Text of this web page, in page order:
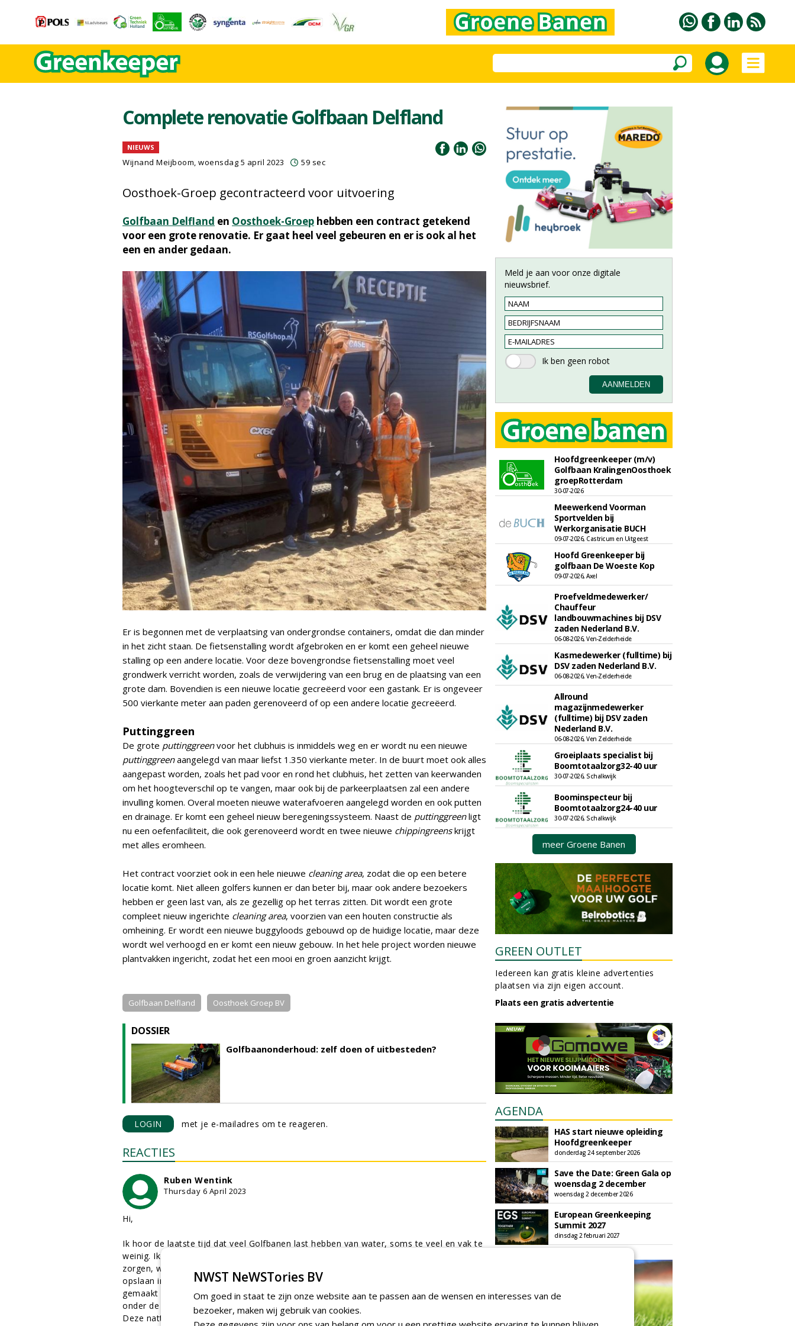
Complete renovatie Golfbaan Delfland
NIEUWS
Wijnand Meijboom, woensdag 5 april 2023 59 sec
Oosthoek-Groep gecontracteerd voor uitvoering
Golfbaan Delfland en Oosthoek-Groep hebben een contract getekend
voor een grote renovatie. Er gaat heel veel gebeuren en er is ook al het
een en ander gedaan.
Er is begonnen met de verplaatsing van ondergrondse containers, omdat die dan minder
in het zicht staan. De fietsenstalling wordt afgebroken en er komt een geheel nieuwe
stalling op een andere locatie. Voor deze bovengrondse fietsenstalling moet veel
grondwerk verricht worden, zoals de verwijdering van een brug en de plaatsing van een
grote dam. Bovendien is een nieuwe locatie gecreëerd voor een gastank. Er is ongeveer
500 vierkante meter aan paden gerenoveerd of op een andere locatie gecreëerd.
Puttinggreen
De grote puttinggreenvoor het clubhuis is inmiddels weg en er wordt nu een nieuwe
puttinggreenaangelegd van maar liefst 1.350 vierkante meter. In de buurt moet ook alles
aangepast worden, zoals het pad voor en rond het clubhuis, het zetten van keerwanden
om het hoogteverschil op te vangen, maar ook bij de parkeerplaatsen zal een andere
invulling komen. Overal moeten nieuwe waterafvoeren aangelegd worden en ook putten
en drainage. Er komt een geheel nieuw beregeningssysteem. Naast de puttinggreenligt
nu een oefenfaciliteit, die ook gerenoveerd wordt en twee nieuwe chippingreenskrijgt
met alles eromheen.
Het contract voorziet ook in een hele nieuwe cleaning area, zodat die op een betere
locatie komt. Niet alleen golfers kunnen er dan beter bij, maar ook andere bezoekers
hebben er geen last van, als ze gezellig op het terras zitten. Dit wordt een grote
compleet nieuw ingerichte cleaning area, voorzien van een houten constructie als
omheining. Er wordt een nieuwe buggyloods gebouwd op de huidige locatie, maar deze
wordt wel verhoogd en er komt een nieuw gebouw. In het hele project worden nieuwe
plantvakken ingericht, zodat het een mooi en groen aanzicht krijgt.
Golfbaan Delfland Oosthoek Groep BV
DOSSIER
Golfbaanonderhoud: zelf doen of uitbesteden?
LOGIN met je e-mailadres om te reageren.
REACTIES
Ruben Wentink
Thursday 6 April 2023
Hi,
Ik hoor de laatste tijd dat veel Golfbanen last hebben van water, soms te veel en vak te
weinig. Ik werk bij FieldFactors en wij kunnen mogelijk voor een betere waterbalans
zorgen, wat wij doen is namelijk, het teveel aan regenwater op een natuurlijke wijze
opslaan in de ondergrond zodat dit in tijden van droogte of hitte weer beschikbaar
gemaakt kan worden. Hierdoor creÃ«er je een eigen watervoorraad die in de grond
onder de greens voor een goede waterkwaliteit en continuÃ¯teit zorgt.
Deze natte maand Maart zorgt in ieder geval voor een mooie aanvulling van het
Meld je aan voor onze digitale
nieuwsbrief.
Hoofdgreenkeeper (m/v)
Golfbaan KralingenOosthoek
groepRotterdam
30-07-2026
Meewerkend Voorman
Sportvelden bij
Werkorganisatie BUCH
09-07-2026, Castricum en Uitgeest
Hoofd Greenkeeper bij
golfbaan De Woeste Kop
09-07-2026, Axel
Proefveldmedewerker/
Chauffeur
landbouwmachines bij DSV
zaden Nederland B.V.
06-08-2026, Ven-Zelderheide
Kasmedewerker (fulltime) bij
DSV zaden Nederland B.V.
06-08-2026, Ven-Zelderheide
Allround
magazijnmedewerker
(fulltime) bij DSV zaden
Nederland B.V.
06-08-2026, Ven Zelderheide
Groeiplaats specialist bij
Boomtotaalzorg32-40 uur
30-07-2026, Schalkwijk
Boominspecteur bij
Boomtotaalzorg24-40 uur
30-07-2026, Schalkwijk
meer Groene Banen
GREEN OUTLET
Iedereen kan gratis kleine advertenties
plaatsen via zijn eigen account.
Plaats een gratis advertentie
AGENDA
HAS start nieuwe opleiding
Hoofdgreenkeeper
donderdag 24 september 2026
Save the Date: Green Gala op
woensdag 2 december
woensdag 2 december 2026
European Greenkeeping
Summit 2027
dinsdag 2 februari 2027
NWST NeWSTories BV
Om goed in staat te zijn onze website aan te passen aan de wensen en interesses van de
bezoeker, maken wij gebruik van cookies.